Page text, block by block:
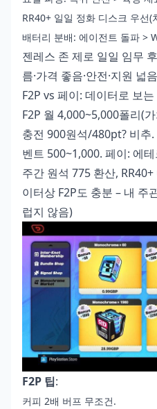
RR40+ 일일 정화 디스크 우선(
배터리 분배: 에이전트 돌파 >
젠레스 존 제로 일일 임무
름·가격 좋음·안전·지원 넓
F2P vs 페이: 데이터로 보는
F2P 월 4,000~5,000폴리(
충전 900원석/480pt? 비추
벤트 500~1,000. 페이: 에
주간 원석 775 환산,
이터상 F2P도 충분 – 내 주
럽지 않음)
F2P 팁:
커피 2배 버프 무조건.